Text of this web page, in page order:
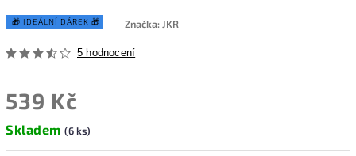
🎁 IDEÁLNÍ DÁREK 🎁
5 hodnocení
Značka: JKR
539 Kč
Skladem (6 ks)